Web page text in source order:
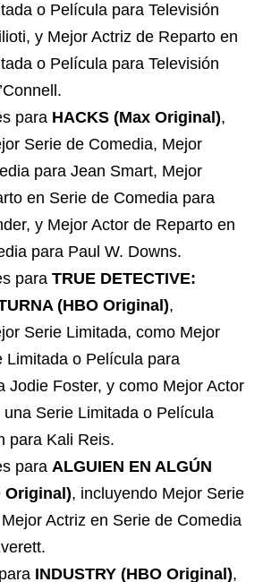
o Película para Televisión
y Mejor Actriz de Reparto en
o Película para Televisión
para HACKS (Max Original),
Serie de Comedia, Mejor
para Jean Smart, Mejor
en Serie de Comedia para
y Mejor Actor de Reparto en
para Paul W. Downs.
para TRUE DETECTIVE:
(HBO Original),
Serie Limitada, como Mejor
Limitada o Película para
Jodie Foster, y como Mejor Actor
Serie Limitada o Película
para Kali Reis.
para ALGUIEN EN ALGÚN
Original), incluyendo Mejor Serie
Actriz en Serie de Comedia
INDUSTRY (HBO Original),